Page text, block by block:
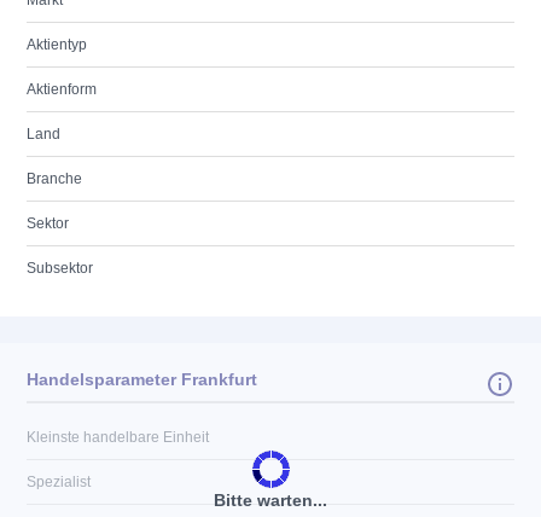
Aktientyp
Aktienform
Land
Branche
Sektor
Subsektor
Bitte warten...
Handelsparameter Frankfurt
Kleinste handelbare Einheit
Spezialist